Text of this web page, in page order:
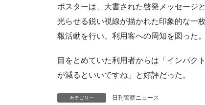
ポスターは、大書された啓発メッセージ
光らせる鋭い視線が描かれた印象的な一
報活動を行い、利用客への周知を図った。
目をとめていた利用者からは「インパク
が減るといいですね」と好評だった。
カテゴリー 日刊警察ニュース